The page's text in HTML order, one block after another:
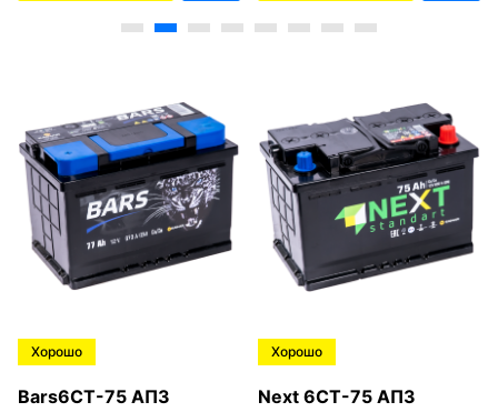
Хорошо
Bars6СТ-75 АПЗ
Хорошо
Next 6СТ-75 АПЗ